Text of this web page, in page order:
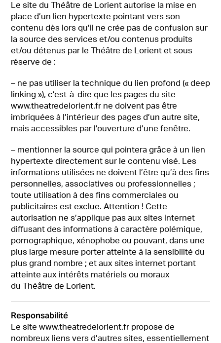
Le site du Théâtre de Lorient autorise la mise en
place d’un lien hypertexte pointant vers son
contenu dès lors qu’il ne crée pas de confusion sur
la source des services et/ou contenus produits
et/ou détenus par le Théâtre de Lorient et sous
réserve de :
– ne pas utiliser la technique du lien profond (« deep
linking »), c’est-à-dire que les pages du site
www.theatredelorient.fr ne doivent pas être
imbriquées à l’intérieur des pages d’un autre site,
mais accessibles par l’ouverture d’une fenêtre.
– mentionner la source qui pointera grâce à un lien
hypertexte directement sur le contenu visé. Les
informations utilisées ne doivent l’être qu’à des fins
personnelles, associatives ou professionnelles ;
toute utilisation à des fins commerciales ou
publicitaires est exclue. Attention ! Cette
autorisation ne s’applique pas aux sites internet
diffusant des informations à caractère polémique,
pornographique, xénophobe ou pouvant, dans une
plus large mesure porter atteinte à la sensibilité du
plus grand nombre ; et aux sites internet portant
atteinte aux intérêts matériels ou moraux
du Théâtre de Lorient.
Responsabilité
Le site www.theatredelorient.fr propose de
nombreux liens vers d’autres sites, essentiellement